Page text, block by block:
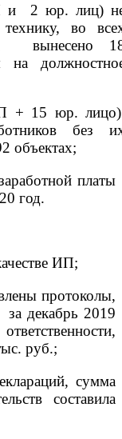
2 юр. лиц)
технику, во
вынесено
на
15 юр.
без
объектах;
платы
год.
ИП;
протоколы,
декабрь 2019
руб.;
сумма
составила